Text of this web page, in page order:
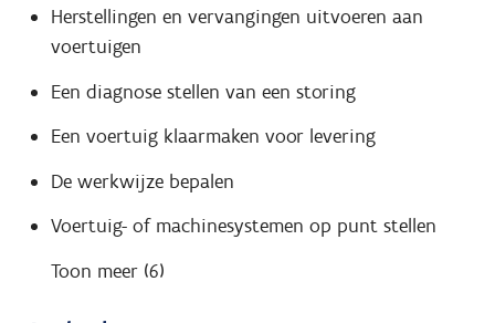
Herstellingen en vervangingen uitvoeren aan
voertuigen
Een diagnose stellen van een storing
Een voertuig klaarmaken voor levering
De werkwijze bepalen
Voertuig- of machinesystemen op punt stellen
Toon meer (6)